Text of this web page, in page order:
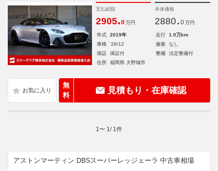
支払総額
2905.0 万円
本体価格
2880. 0 万円
年式 2019年 走行
1.0万km
車検
'26/12 修復
なし
保証
保証付 整備
法定整備付
住所
福岡県 大野城市
無
料
見積もり・在庫確認
1 〜 1 / 1 件
アストンマーティン DBSスーパーレッジェーラ 中古車相場